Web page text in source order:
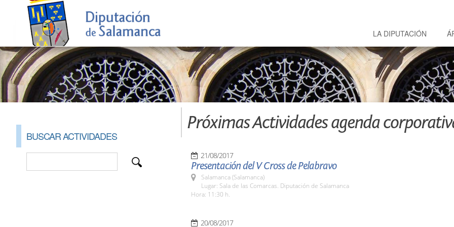
LA DIPUTACIÓN
BUSCAR ACTIVIDADES
Próximas Actividades agenda
21/08/2017
Presentación del V Cross de Pelabravo
Salamanca (Salamanca)
Lugar: Sala de las Comarcas. Diputación de Salamanca
Hora: 11:30 h.
20/08/2017